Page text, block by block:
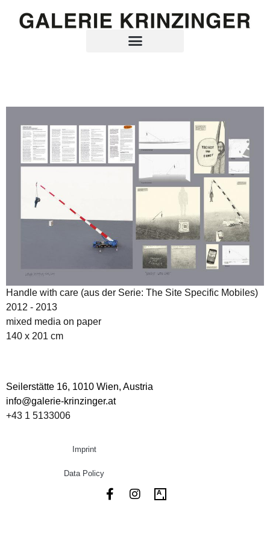
Handle with care (aus der Serie: The Site Specific Mobiles)
2012 - 2013
mixed media on paper
140 x 201 cm
Seilerstätte 16, 1010 Wien, Austria
info@galerie-krinzinger.at
+43 1 5133006
Imprint
Data Policy